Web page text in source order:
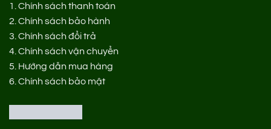
1. Chính sách thanh toán
2. Chính sách bảo hành
3. Chính sách đổi trả
4. Chính sách vận chuyển
5. Hướng dẫn mua hàng
6. Chính sách bảo mật